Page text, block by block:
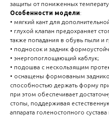
защиты от пониженных
Особенности модели:
• мягкий кант для
• глухой клапан предохраняет
также попадания в обувь пыли и
• подносок и задник
• энергопоглощающий каблук;
• подошва с нескользящим
• оснащены формованым
способностью держать форму
при этом обеспечивает
стопы, поддерживая
аппарата голеностопного сустава